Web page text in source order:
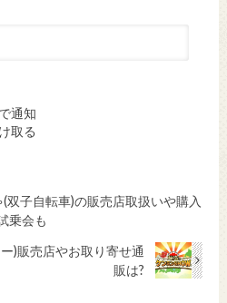
通知
取る
双子自転車)の販売店取扱いや購入
乗会も
)販売店やお取り寄せ通
販は?